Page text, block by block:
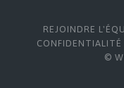
REJOINDRE
CONFIDENTIALITÉ
©